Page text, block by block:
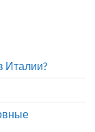
Италии?